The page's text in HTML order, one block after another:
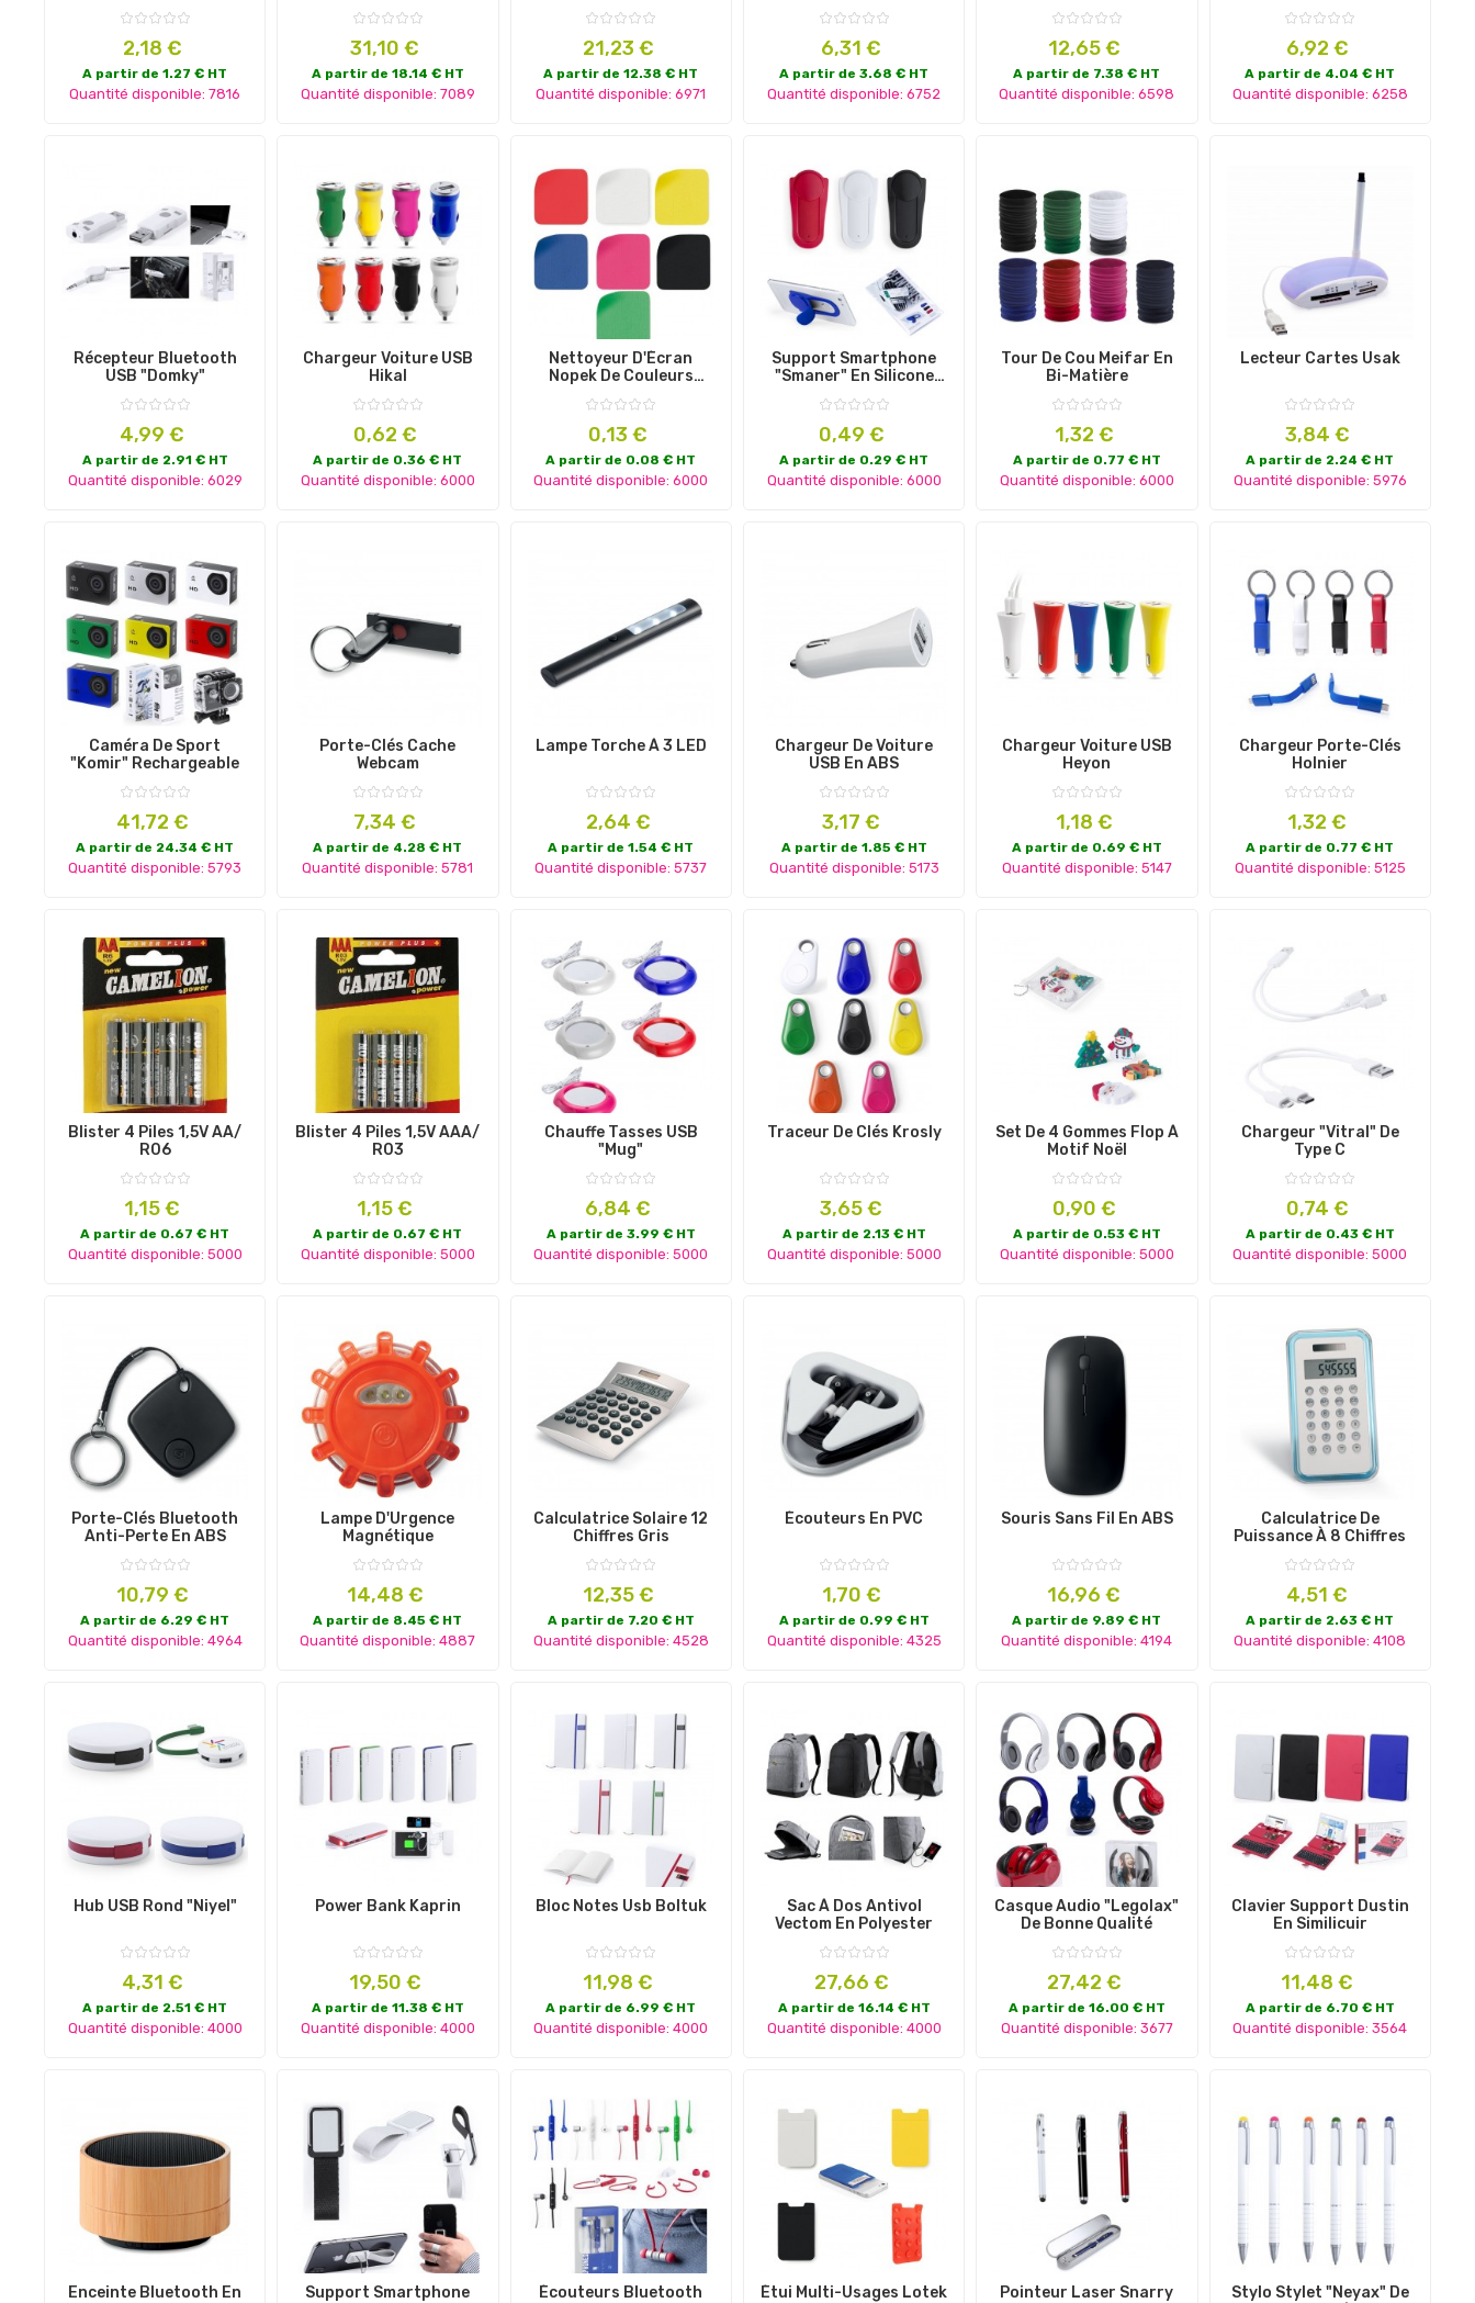
Prix
2,18 €
A partir de 1.27 € HT
Quantité disponible: 7816
Prix
31,10 €
A partir de 18.14 € HT
Quantité disponible: 7089
Prix
21,23 €
A partir de 12.38 € HT
Quantité disponible: 6971
Prix
6,31 €
A partir de 3.68 € HT
Quantité disponible: 6752
Prix
12,65 €
A partir de 7.38 € HT
Quantité disponible: 6598
Prix
6,92 €
A partir de 4.04 € HT
Quantité disponible: 6258
Récepteur Bluetooth
USB "Domky"
Prix
4,99 €
A partir de 2.91 € HT
Quantité disponible: 6029
Chargeur Voiture USB
Hikal
Prix
0,62 €
A partir de 0.36 € HT
Quantité disponible: 6000
Nettoyeur D'Écran
Nopek De Couleurs
Prix
0,13 €
A partir de 0.08 € HT
Quantité disponible: 6000
Support Smartphone
"Smaner" En Silicone
Prix
0,49 €
A partir de 0.29 € HT
Quantité disponible: 6000
Tour De Cou Meifar En
Bi-Matière
Prix
1,32 €
A partir de 0.77 € HT
Quantité disponible: 6000
Lecteur Cartes Usak
Prix
3,84 €
A partir de 2.24 € HT
Quantité disponible: 5976
Caméra De Sport
"Komir" Rechargeable
Prix
41,72 €
A partir de 24.34 € HT
Quantité disponible: 5793
Porte-Clés Cache
Webcam
Prix
7,34 €
A partir de 4.28 € HT
Quantité disponible: 5781
Lampe Torche À 3 LED
Prix
2,64 €
A partir de 1.54 € HT
Quantité disponible: 5737
Chargeur De Voiture
USB En ABS
Prix
3,17 €
A partir de 1.85 € HT
Quantité disponible: 5173
Chargeur Voiture USB
Heyon
Prix
1,18 €
A partir de 0.69 € HT
Quantité disponible: 5147
Chargeur Porte-Clés
Holnier
Prix
1,32 €
A partir de 0.77 € HT
Quantité disponible: 5125
Blister 4 Piles 1,5V AA/
R06
Prix
1,15 €
A partir de 0.67 € HT
Quantité disponible: 5000
Blister 4 Piles 1,5V AAA/
R03
Prix
1,15 €
A partir de 0.67 € HT
Quantité disponible: 5000
Chauffe Tasses USB
"Mug"
Prix
6,84 €
A partir de 3.99 € HT
Quantité disponible: 5000
Traceur De Clés Krosly
Prix
3,65 €
A partir de 2.13 € HT
Quantité disponible: 5000
Set De 4 Gommes Flop À
Motif Noël
Prix
0,90 €
A partir de 0.53 € HT
Quantité disponible: 5000
Chargeur "Vitral" De
Type C
Prix
0,74 €
A partir de 0.43 € HT
Quantité disponible: 5000
Porte-Clés Bluetooth
Anti-Perte En ABS
Prix
10,79 €
A partir de 6.29 € HT
Quantité disponible: 4964
Lampe D'Urgence
Magnétique
Prix
14,48 €
A partir de 8.45 € HT
Quantité disponible: 4887
Calculatrice Solaire 12
Chiffres Gris
Prix
12,35 €
A partir de 7.20 € HT
Quantité disponible: 4528
Écouteurs En PVC
Prix
1,70 €
A partir de 0.99 € HT
Quantité disponible: 4325
Souris Sans Fil En ABS
Prix
16,96 €
A partir de 9.89 € HT
Quantité disponible: 4194
Calculatrice De
Puissance À 8 Chiffres
Prix
4,51 €
A partir de 2.63 € HT
Quantité disponible: 4108
Hub USB Rond "Niyel"
Prix
4,31 €
A partir de 2.51 € HT
Quantité disponible: 4000
Power Bank Kaprin
Prix
19,50 €
A partir de 11.38 € HT
Quantité disponible: 4000
Bloc Notes Usb Boltuk
Prix
11,98 €
A partir de 6.99 € HT
Quantité disponible: 4000
Sac À Dos Antivol
Vectom En Polyester
Prix
27,66 €
A partir de 16.14 € HT
Quantité disponible: 4000
Casque Audio "Legolax"
De Bonne Qualité
Prix
27,42 €
A partir de 16.00 € HT
Quantité disponible: 3677
Clavier Support Dustin
En Similicuir
Prix
11,48 €
A partir de 6.70 € HT
Quantité disponible: 3564
Enceinte Bluetooth En
Support Smartphone
Écouteurs Bluetooth
Étui Multi-Usages Lotek Pointeur Laser Snarry
Stylo Stylet "Neyax" De